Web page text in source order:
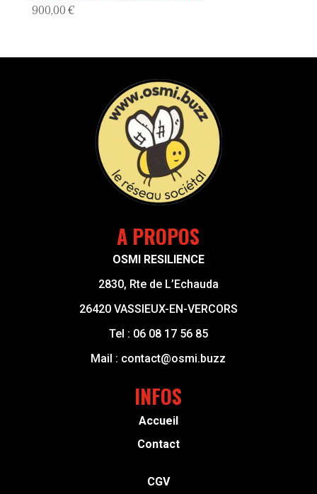
900,00 €
A PROPOS
OSMI RESILIENCE
2830, Rte de L’Echauda
26420 VASSIEUX-EN-VERCORS
Tel : 06 08 17 56 85
Mail : contact@osmi.buzz
INFOS
Accueil
Contact
CGV